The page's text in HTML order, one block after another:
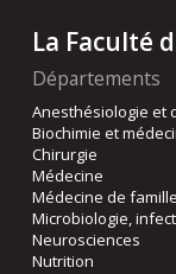
La Faculté
Départements
Anesthésiologie et
Biochimie et
Chirurgie
Médecine
Médecine de
Microbiologie,
Neurosciences
Nutrition